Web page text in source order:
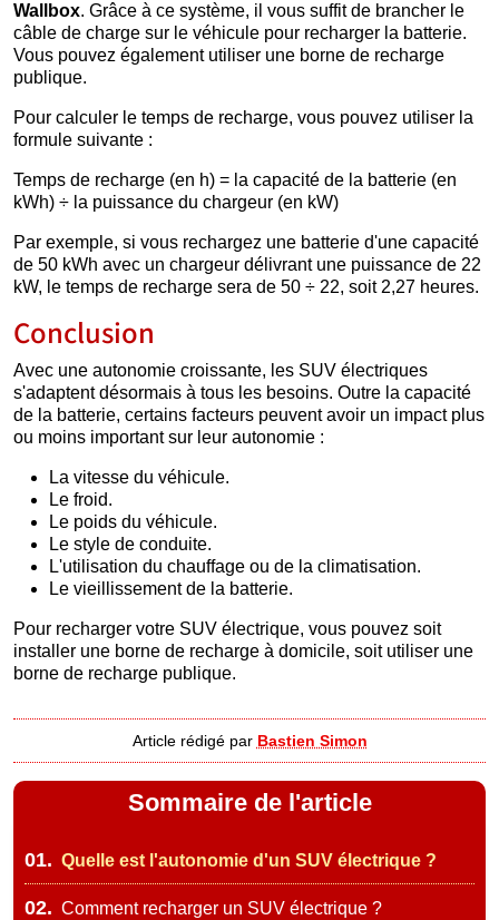
Wallbox. Grâce à ce système, il vous suffit de brancher le
câble de charge sur le véhicule pour recharger la batterie.
Vous pouvez également utiliser une borne de recharge
publique.
Pour calculer le temps de recharge, vous pouvez utiliser la
formule suivante :
Temps de recharge (en h) = la capacité de la batterie (en
kWh) ÷ la puissance du chargeur (en kW)
Par exemple, si vous rechargez une batterie d'une capacité
de 50 kWh avec un chargeur délivrant une puissance de 22
kW, le temps de recharge sera de 50 ÷ 22, soit 2,27 heures.
Conclusion
Avec une autonomie croissante, les SUV électriques
s'adaptent désormais à tous les besoins. Outre la capacité
de la batterie, certains facteurs peuvent avoir un impact plus
ou moins important sur leur autonomie :
La vitesse du véhicule.
Le froid.
Le poids du véhicule.
Le style de conduite.
L'utilisation du chauffage ou de la climatisation.
Le vieillissement de la batterie.
Pour recharger votre SUV électrique, vous pouvez soit
installer une borne de recharge à domicile, soit utiliser une
borne de recharge publique.
Article rédigé par Bastien Simon
Sommaire de l'article
01. Quelle est l'autonomie d'un SUV électrique ?
02. Comment recharger un SUV électrique ?